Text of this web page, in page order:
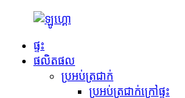
ផ្ទះ
ផលិតផល
ប្រអប់ត្រជាក់
ប្រអប់ត្រជាក់ក្រៅផ្ទះ